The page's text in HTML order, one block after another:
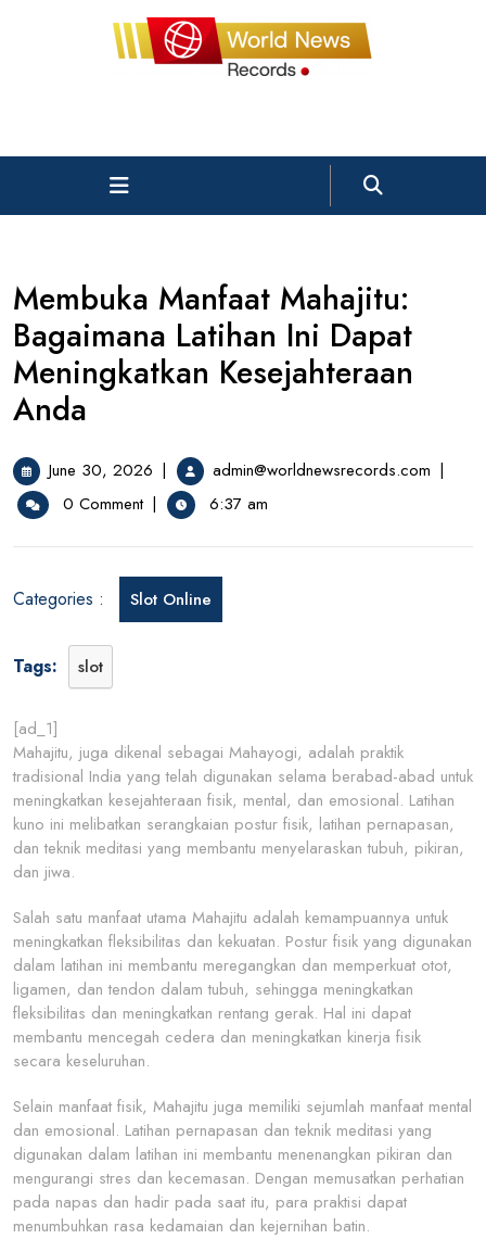
Membuka Manfaat Mahajitu:
Bagaimana Latihan Ini Dapat
Meningkatkan Kesejahteraan
Anda
June 30, 2026 June
30,
2026
| admin@worldnewsrecords.com |
0 Comment | 6:37 am
Categories : Slot Online
Tags: slot
[ad_1]
Mahajitu, juga dikenal sebagai Mahayogi, adalah praktik
tradisional India yang telah digunakan selama berabad-abad untuk
meningkatkan kesejahteraan fisik, mental, dan emosional. Latihan
kuno ini melibatkan serangkaian postur fisik, latihan pernapasan,
dan teknik meditasi yang membantu menyelaraskan tubuh, pikiran,
dan jiwa.
Salah satu manfaat utama Mahajitu adalah kemampuannya untuk
meningkatkan fleksibilitas dan kekuatan. Postur fisik yang digunakan
dalam latihan ini membantu meregangkan dan memperkuat otot,
ligamen, dan tendon dalam tubuh, sehingga meningkatkan
fleksibilitas dan meningkatkan rentang gerak. Hal ini dapat
membantu mencegah cedera dan meningkatkan kinerja fisik
secara keseluruhan.
Selain manfaat fisik, Mahajitu juga memiliki sejumlah manfaat mental
dan emosional. Latihan pernapasan dan teknik meditasi yang
digunakan dalam latihan ini membantu menenangkan pikiran dan
mengurangi stres dan kecemasan. Dengan memusatkan perhatian
pada napas dan hadir pada saat itu, para praktisi dapat
menumbuhkan rasa kedamaian dan kejernihan batin.